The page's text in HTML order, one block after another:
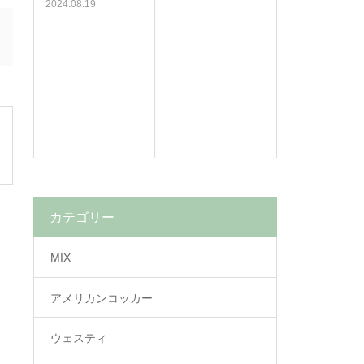
2024.08.19
カテゴリー
MIX
アメリカンコッカー
ウェスティ